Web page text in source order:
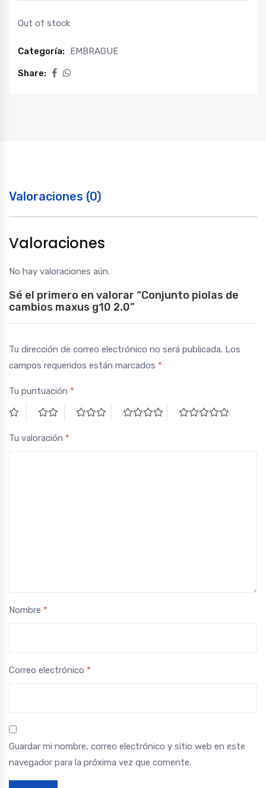
Out of stock
Categoría: EMBRAGUE
Share:
Valoraciones (0)
Valoraciones
No hay valoraciones aún.
Sé el primero en valorar “Conjunto piolas de
cambios maxus g10 2.0”
Tu dirección de correo electrónico no será publicada. Los
campos requeridos están marcados *
Tu puntuación *
Tu valoración *
Nombre *
Correo electrónico *
Guardar mi nombre, correo electrónico y sitio web en este
navegador para la próxima vez que comente.